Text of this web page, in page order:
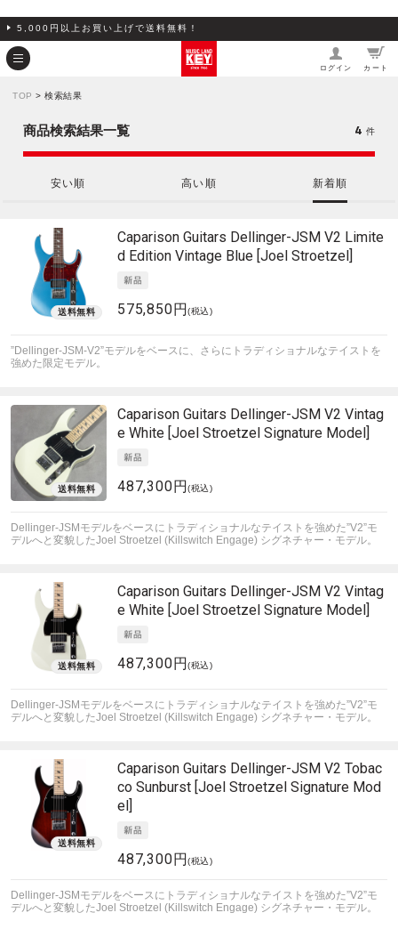
5,000円以上お買い上げで送料無料！
ログイン カート
TOP > 検索結果
安い順 高い順 新着順
商品検索結果一覧 4 件
Caparison Guitars Dellinger-JSM V2 Limite
d Edition Vintage Blue [Joel Stroetzel]
575,850円(税込)
”Dellinger-JSM-V2”モデルをベースに、さらにトラディショナルなテイストを
強めた限定モデル。
Caparison Guitars Dellinger-JSM V2 Vintag
e White [Joel Stroetzel Signature Model]
487,300円(税込)
Dellinger-JSMモデルをベースにトラディショナルなテイストを強めた”V2”モ
デルへと変貌したJoel Stroetzel (Killswitch Engage) シグネチャー・モデル。
Caparison Guitars Dellinger-JSM V2 Vintag
e White [Joel Stroetzel Signature Model]
487,300円(税込)
Dellinger-JSMモデルをベースにトラディショナルなテイストを強めた”V2”モ
デルへと変貌したJoel Stroetzel (Killswitch Engage) シグネチャー・モデル。
Caparison Guitars Dellinger-JSM V2 Tobac
co Sunburst [Joel Stroetzel Signature Mod
el]
487,300円(税込)
Dellinger-JSMモデルをベースにトラディショナルなテイストを強めた”V2”モ
デルへと変貌したJoel Stroetzel (Killswitch Engage) シグネチャー・モデル。